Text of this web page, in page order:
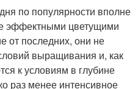
по популярности вполне
эффектными цветущими
от последних, они не
выращивания и, как
к условиям в глубине
раз менее интенсивное